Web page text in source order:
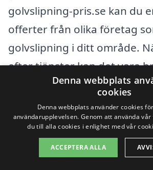
golvslipning-pris.se kan du
offerter från olika företag
golvslipning i ditt område.
efter tjänster kan det vara
överväga företag i
som Lekeberga,Karlskoga,
Hällefors,Degerfors,Nora,
Askersund, ochVästerås.
Denna webbplats
cookies
Denna webbplats använder cookies
användarupplevelsen. Genom att använda
du till alla cookies i enlighet med vår
ACCEPTERA ALLA